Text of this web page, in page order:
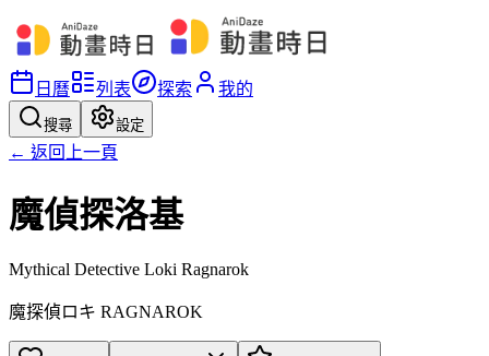
日曆 列表 探索 我的
搜尋 設定
← 返回上一頁
魔偵探洛基
Mythical Detective Loki Ragnarok
魔探偵ロキ RAGNAROK